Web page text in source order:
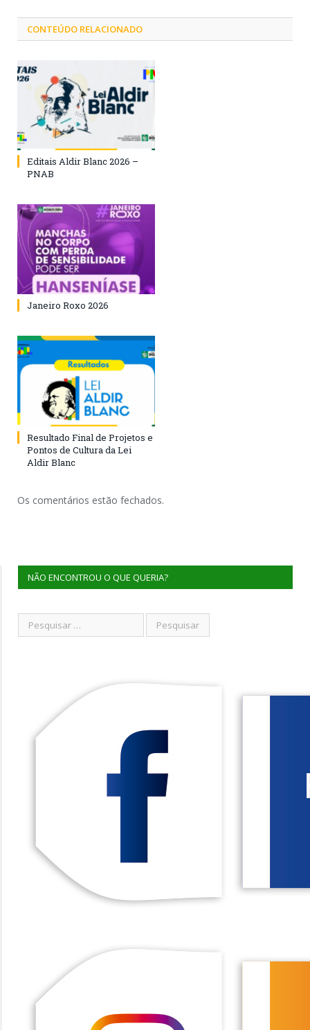
CONTEÚDO RELACIONADO
Editais Aldir Blanc 2026 –
PNAB
Janeiro Roxo 2026
Resultado Final de Projetos e
Pontos de Cultura da Lei
Aldir Blanc
Os comentários estão fechados.
NÃO ENCONTROU O QUE QUERIA?